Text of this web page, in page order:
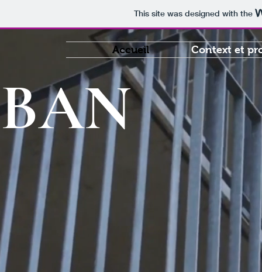
This site was designed with the
Accueil Context et